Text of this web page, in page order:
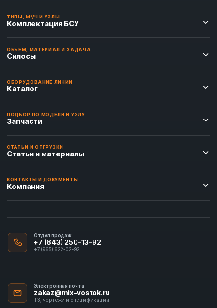
ТИПЫ, М³/Ч И УЗЛЫ
Комплектация БСУ
ОБЪЁМ, МАТЕРИАЛ И ЗАДАЧА
Силосы
ОБОРУДОВАНИЕ ЛИНИИ
Каталог
ПОДБОР ПО МОДЕЛИ И УЗЛУ
Запчасти
СТАТЬИ И ОТГРУЗКИ
Статьи и материалы
КОНТАКТЫ И ДОКУМЕНТЫ
Компания
Отдел продаж
+7 (843) 250-13-92
+7 (965) 622-02-92
Электронная почта
zakaz@mix-vostok.ru
ТЗ, чертежи и спецификации